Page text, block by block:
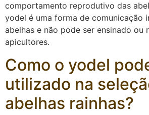
comportamento reprodutivo das
yodel é uma forma de comunicação
abelhas e não pode ser ensinado ou
apicultores.
Como o yodel
utilizado na
abelhas rainhas?